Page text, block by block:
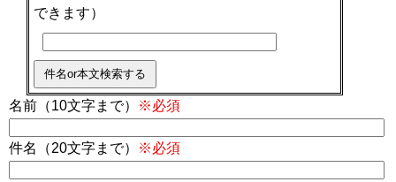
できます）
名前（10文字まで） ※必須
件名（20文字まで） ※必須